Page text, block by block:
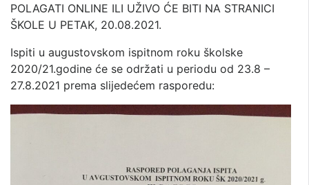
POLAGATI ONLINE ILI UŽIVO ĆE BITI NA STRANICI
ŠKOLE U PETAK, 20.08.2021.
Ispiti u augustovskom ispitnom roku školske
2020/21.godine će se održati u periodu od 23.8 –
27.8.2021 prema slijedećem rasporedu: